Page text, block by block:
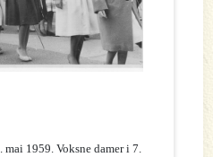
1959. Voksne damer i 7.